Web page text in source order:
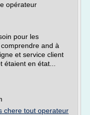
opérateur
pour les
and à
et service client
en état...
chere tout operateur